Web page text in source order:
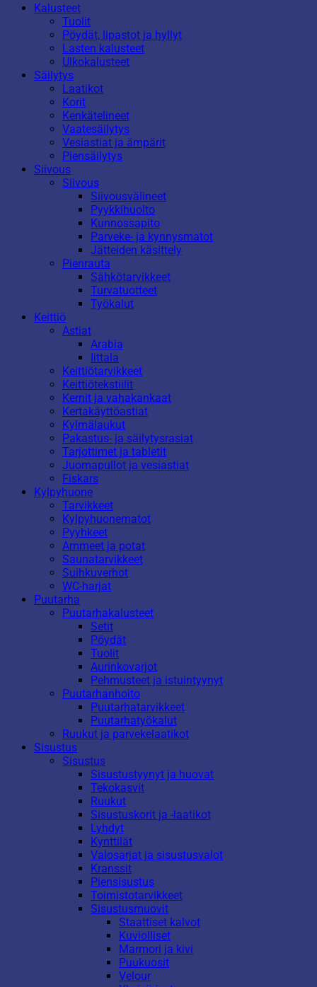
Kalusteet
Tuolit
Pöydät, lipastot ja hyllyt
Lasten kalusteet
Ulkokalusteet
Säilytys
Laatikot
Korit
Kenkätelineet
Vaatesäilytys
Vesiastiat ja ämpärit
Piensäilytys
Siivous
Siivous
Siivousvälineet
Pyykkihuolto
Kunnossapito
Parveke- ja kynnysmatot
Jätteiden käsittely
Pienrauta
Sähkötarvikkeet
Turvatuotteet
Työkalut
Keittiö
Astiat
Arabia
Iittala
Keittiötarvikkeet
Keittiötekstiilit
Kernit ja vahakankaat
Kertakäyttöastiat
Kylmälaukut
Pakastus- ja säilytysrasiat
Tarjottimet ja tabletit
Juomapullot ja vesiastiat
Fiskars
Kylpyhuone
Tarvikkeet
Kylpyhuonematot
Pyyhkeet
Ammeet ja potat
Saunatarvikkeet
Suihkuverhot
WC-harjat
Puutarha
Puutarhakalusteet
Setit
Pöydät
Tuolit
Aurinkovarjot
Pehmusteet ja istuintyynyt
Puutarhanhoito
Puutarhatarvikkeet
Puutarhatyökalut
Ruukut ja parvekelaatikot
Sisustus
Sisustus
Sisustustyynyt ja huovat
Tekokasvit
Ruukut
Sisustuskorit ja -laatikot
Lyhdyt
Kynttilät
Valosarjat ja sisustusvalot
Kranssit
Piensisustus
Toimistotarvikkeet
Sisustusmuovit
Staattiset kalvot
Kuviolliset
Marmori ja kivi
Puukuosit
Velour